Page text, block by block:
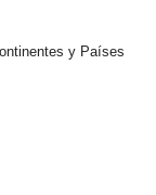
y Países